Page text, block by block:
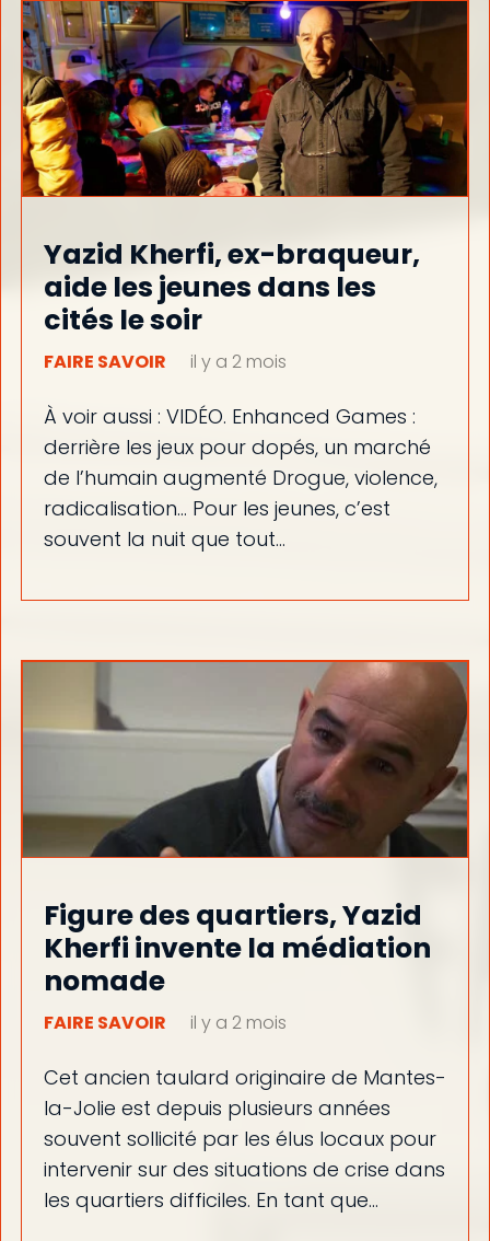
Yazid Kherfi, ex-braqueur,
aide les jeunes dans les
cités le soir
FAIRE SAVOIR il y a 2 mois
À voir aussi : VIDÉO. Enhanced Games :
derrière les jeux pour dopés, un marché
de l’humain augmenté Drogue, violence,
radicalisation… Pour les jeunes, c’est
souvent la nuit que tout…
Figure des quartiers, Yazid
Kherfi invente la médiation
nomade
FAIRE SAVOIR il y a 2 mois
Cet ancien taulard originaire de Mantes-
la-Jolie est depuis plusieurs années
souvent sollicité par les élus locaux pour
intervenir sur des situations de crise dans
les quartiers difficiles. En tant que…